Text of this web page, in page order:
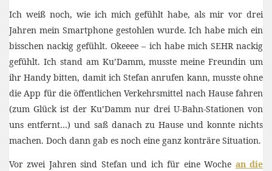
Ich weiß noch, wie ich mich gefühlt habe, als mir vor drei
Jahren mein Smartphone gestohlen wurde. Ich habe mich ein
bisschen nackig gefühlt. Okeeee – ich habe mich SEHR nackig
gefühlt. Ich stand am Ku’Damm, musste meine Freundin um
ihr Handy bitten, damit ich Stefan anrufen kann, musste ohne
die App für die öffentlichen Verkehrsmittel nach Hause fahren
(zum Glück ist der Ku’Damm nur drei U-Bahn-Stationen von
uns entfernt…) und saß danach zu Hause und konnte nichts
machen. Doch dann gab es noch eine ganz konträre Situation.
Vor zwei Jahren sind Stefan und ich für eine Woche an die